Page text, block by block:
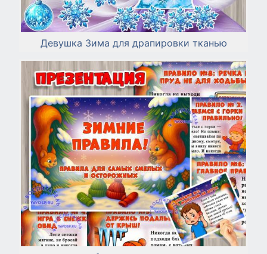
Девушка Зима для драпировки тканью